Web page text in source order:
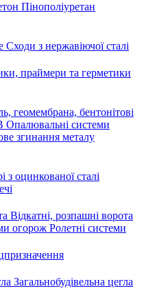
Пінополіуретан
Сходи з нержавіючої сталі
праймери та герметики
геомембрана, бентонітові
Опалювальні системи
згинання металу
з оцинкованої сталі
Відкатні, розпашні ворота
огорож Ролетні системи
Загальнобудівельна цегла